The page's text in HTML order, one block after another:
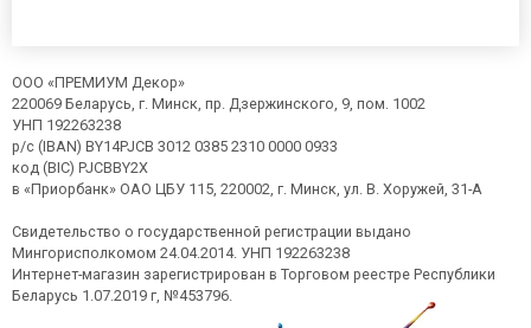
ООО «ПРЕМИУМ Декор»
220069 Беларусь, г. Минск, пр. Дзержинского, 9, пом. 1002
УНП 192263238
р/с (IBAN) BY14PJCB 3012 0385 2310 0000 0933
код (BIC) PJCBBY2X
в «Приорбанк» ОАО ЦБУ 115, 220002, г. Минск, ул. В. Хоружей, 31-А
Свидетельство о государственной регистрации выдано
Мингорисполкомом 24.04.2014. УНП 192263238
Интернет-магазин зарегистрирован в Торговом реестре Республики
Беларусь 1.07.2019 г, №453796.